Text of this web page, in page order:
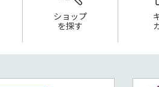
ショップ
を探す